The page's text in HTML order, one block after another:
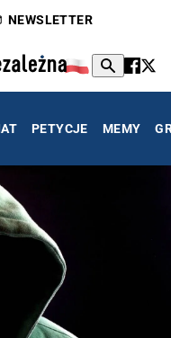
NEWSLETTER
PETYCJE MEMY